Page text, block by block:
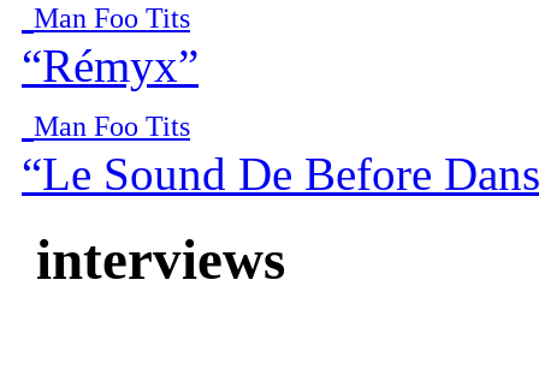
Man Foo Tits
“Rémyx”
Man Foo Tits
“Le Sound De Before
interviews